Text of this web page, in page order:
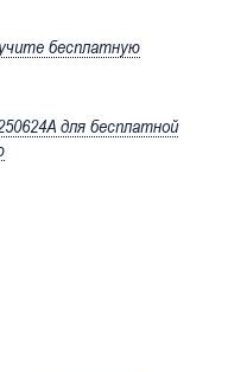
бесплатную
для бесплатной